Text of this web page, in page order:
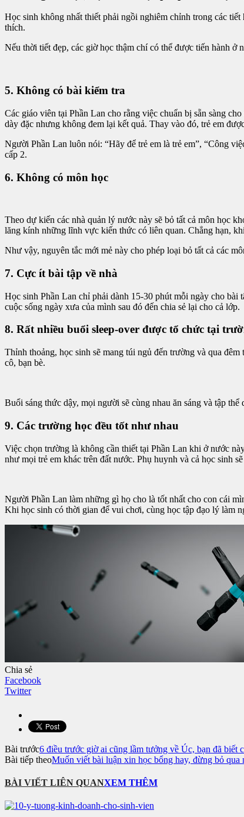
Học sinh không nhất thiết phải ngồi nghiêm chỉnh trong các
thích.
Nếu thời tiết đẹp, các giờ học thậm chí có thể được tiến hành
5. Không có bài kiểm tra
Các giáo viên tại Phần Lan cho rằng việc chuẩn bị sẵn sàng
dày đặc nhưng không đem lại kết quả. Thay vào đó, trẻ em
Người Phần Lan luôn nói: “Hãy để trẻ em là trẻ em”, “Công
cấp 2.
6. Không có môn học
Theo dự kiến các nhà quản lý nước này sẽ bỏ tất cả môn học
lăng kính những lĩnh vực kiến thức có liên quan. Chẳng hạn,
Như vậy, nguyên tắc mới mẻ này cho phép loại bỏ tất cả các
7. Cực ít bài tập về nhà
Học sinh Phần Lan chỉ phải dành 15-30 phút mỗi ngày cho
cuộc sống ngày xưa của mình sau đó đến chia sẻ lại cho cả lớp.
8. Rất nhiều buổi sleep-over được tổ chức tại
Thỉnh thoảng, học sinh sẽ mang túi ngủ đến trường và qua
cô, bạn bè.
Buổi sáng thức dậy, mọi người sẽ cùng nhau ăn sáng và tập
9. Các trường học đều tốt như nhau
Việc chọn trường là không cần thiết tại Phần Lan khi ở nước
như mọi trẻ em khác trên đất nước. Phụ huynh và cả học sinh
Người Phần Lan làm những gì họ cho là tốt nhất cho con cái
Khi học sinh có thời gian để vui chơi, cùng học tập đạo lý làm
Chia sẻ
Facebook
Twitter
Bài trước6 điều trước giờ ai cũng lầm tưởng về Úc, bạn đã biết
Bài tiếp theoMuốn viết bài luận xin học bổng hay, đừng bỏ qua
BÀI VIẾT LIÊN QUANXEM THÊM